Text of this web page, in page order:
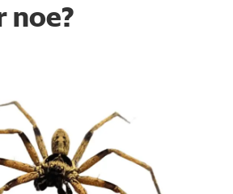
noe?